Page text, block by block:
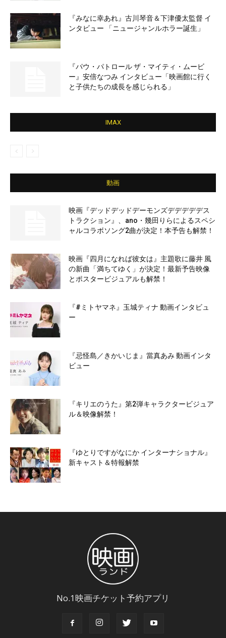
『みなに幸あれ』古川琴音＆下津優太監督 イ
ンタビュー 「ニュージャンルホラー誕生」
『パウ・パトロール ザ・マイティ・ムービ
ー』安倍なつみ インタビュー「映画館に行く
と子供たちの成長を感じられる」
IMAX
動画
映画『デッドデッドデーモンズデデデデデス
トラクション』、ano・幾田りらによるスペシ
ャルコラボソング2曲が決定！本予告も解禁！
映画『四月になれば彼女は』主題歌に藤井 風
の新曲「満ちてゆく」が決定！最新予告映像
とポスタービジュアルも解禁！
『#ミトヤマネ』玉城ティナ 動画インタビュ
ー
『忌怪島／きかいじま』當真あみ 動画インタ
ビュー
『キリエのうた』第2弾キャラクタービジュア
ル＆映像解禁！
『ゆとりですがなにか インターナショナル』
新キャスト＆特報解禁
No.1映画チケット予約アプリ